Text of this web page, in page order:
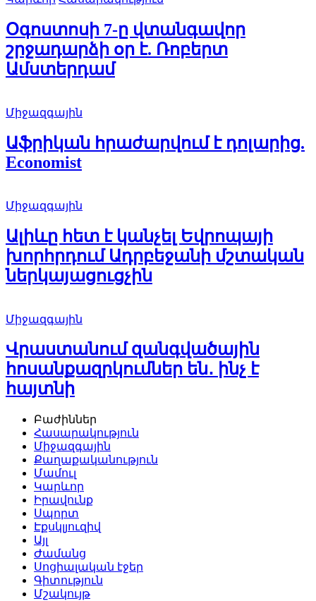
Օգոստոսի 7-ը վտանգավոր
շրջադարձի օր է. Ռոբերտ
Ամստերդամ
Միջազգային
Աֆրիկան ​​հրաժարվում է դոլարից.
Economist
Միջազգային
Ալիևը հետ է կանչել Եվրոպայի
խորհրդում Ադրբեջանի մշտական
ներկայացուցչին
Միջազգային
Վրաստանում զանգվածային
հոսանքազրկումներ են․ ինչ է
հայտնի
Բաժիններ
Հասարակություն
Միջազգային
Քաղաքականություն
Մամուլ
Կարևոր
Իրավունք
Սպորտ
Էքսկլյուզիվ
Այլ
Ժամանց
Սոցիալական էջեր
Գիտություն
Մշակույթ